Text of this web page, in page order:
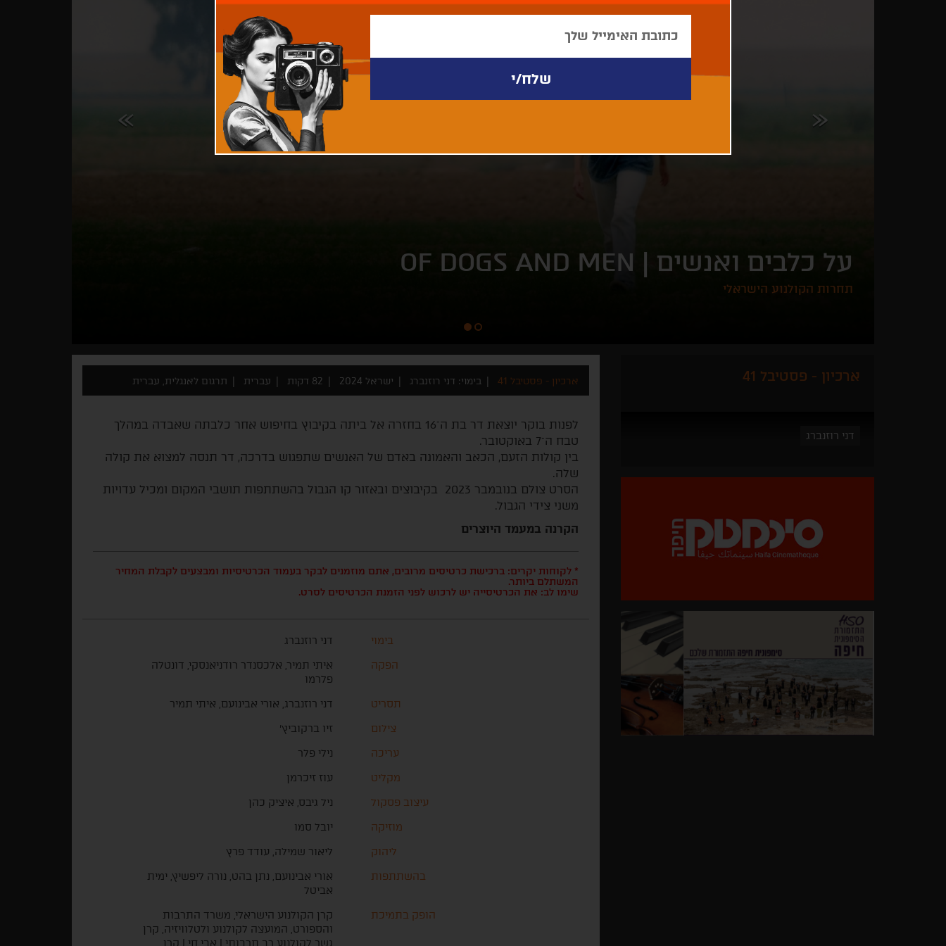
על כלבים ואנשים | OF DOGS AND MEN
תחרות הקולנוע הישראלי
ארכיון - פסטיבל 41
דני רוזנברג
ארכיון - פסטיבל 41 בימוי: דני רוזנברג ישראל 2024 82 דקות עברית תרגום לאנגלית, עברית
לפנות בוקר יוצאת דר בת ה־16 בחזרה אל ביתה בקיבוץ בחיפוש אחר כלבתה שאבדה במהלך
טבח ה־7 באוקטובר.
בין קולות הזעם, הכאב והאמונה באדם של האנשים שתפגוש בדרכה, דר תנסה למצוא את קולה
שלה.
הסרט צולם בנובמבר 2023 בקיבוצים ובאזור קו הגבול בהשתתפות תושבי המקום ומכיל עדויות
משני צידי הגבול.
הקרנה במעמד היוצרים
* לקוחות יקרים: ברכישת כרטיסים מרובים, אתם מוזמנים לבקר בעמוד הכרטיסיות ומבצעים לקבלת המחיר
המשתלם ביותר.
שימו לב: את הכרטיסייה יש לרכוש לפני הזמנת הכרטיסים לסרט.
בימוי
דני רוזנברג
הפקה
איתי תמיר, אלכסנדר רודניאנסקי, דונטלה
פלרמו
תסריט
דני רוזנברג, אורי אבינועם, איתי תמיר
צילום
זיו ברקוביץ'
עריכה
נילי פלר
מקליט
עוז זיכרמן
עיצוב פסקול
ניל גיבס, איציק כהן
מוזיקה
יובל סמו
ליהוק
ליאור שמילה, עודד פרץ
בהשתתפות
אורי אבינועם, נתן בהט, נורה ליפשיץ, ימית
אביטל
הופק בתמיכת
קרן הקולנוע הישראלי, משרד התרבות
והספורט, המועצה לקולנוע ולטלוויזיה, קרן
גשר לקולנוע רב תרבותי | אבי חי | קרן